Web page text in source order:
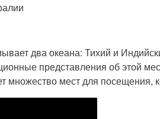
два океана: Тихий и
представления об этой
множество мест для посещения,